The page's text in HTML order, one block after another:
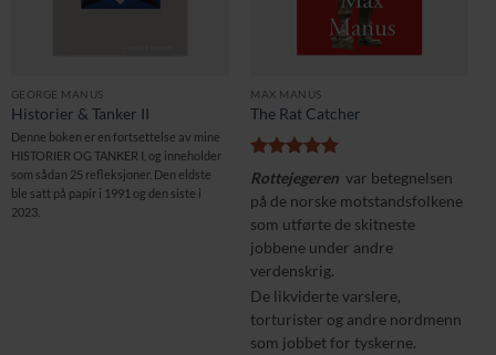
GEORGE MANUS
Historier & Tanker II
Denne boken er en fortsettelse av mine
HISTORIER OG TANKER I, og inneholder
som sådan 25 refleksjoner. Den eldste
ble satt på papir i 1991 og den siste i
2023.
MAX MANUS
The Rat Catcher
Vurdert
av 5
Rottejegeren var betegnelsen
på de norske motstandsfolkene
som utførte de skitneste
jobbene under andre
verdenskrig.
De likviderte varslere,
torturister og andre nordmenn
som jobbet for tyskerne.